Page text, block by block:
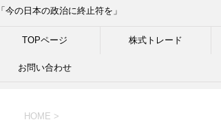
「今の日本の政治に終止符を」
TOPページ 株式トレード
お問い合わせ
HOME >